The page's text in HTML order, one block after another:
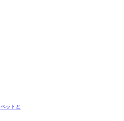
ペットと